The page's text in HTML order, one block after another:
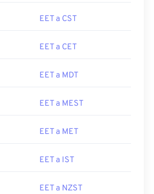
EET a CST
EET a CET
EET a MDT
EET a MEST
EET a MET
EET a IST
EET a NZST